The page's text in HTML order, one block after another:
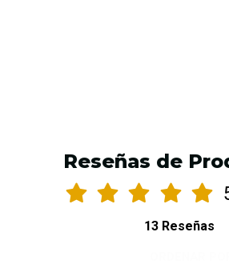
Reseñas de
13 Reseñas